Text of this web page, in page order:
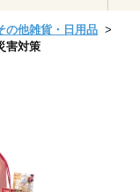
の他雑貨・日用品
害対策